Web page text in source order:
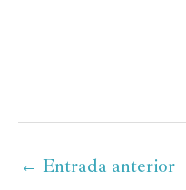
← Entrada anterior